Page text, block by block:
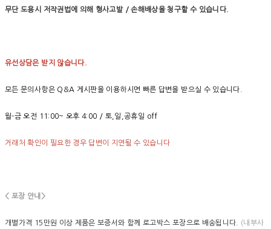
무단 도용시 저작권법에 의해 형사고발 / 손해배상을 청구할 수 있습니다.
유선상담은 받지 않습니다.
모든 문의사항은 Q&A 게시판을 이용하시면 빠른 답변을 받으실 수 있습니다.
월-금 오전 11:00~ 오후 4:00 / 토,일,공휴일 off
거래처 확인이 필요한 경우 답변이 지연될 수 있습니다
< 포장 안내>
개별가격 15만원 이상 제품은 보증서와 함께 로고박스 포장으로 배송됩니다. (내부사